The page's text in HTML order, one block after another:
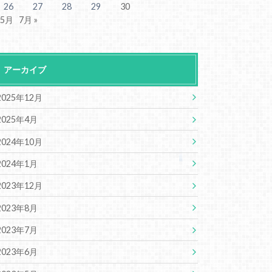
26 27 28 29
30
月
7月 »
アーカイブ
年12月
年4月
年10月
年1月
年12月
年8月
年7月
年6月